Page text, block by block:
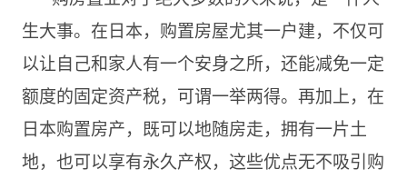
生大事。在日本，购置房屋尤其一户建，不仅可
以让自己和家人有一个安身之所，还能减免一定
额度的固定资产税，可谓一举两得。再加上，在
日本购置房产，既可以地随房走，拥有一片土
地，也可以享有永久产权，这些优点无不吸引购